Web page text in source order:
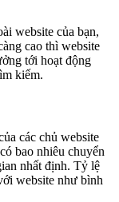
website của bạn,
cao thì website
tới hoạt động
kiếm.
các chủ website
bao nhiêu chuyển
nhất định. Tỷ lệ
website như bình